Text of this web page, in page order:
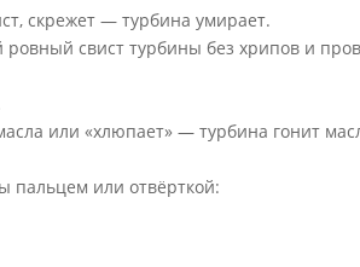
скрежет — турбина умирает.
свист турбины без хрипов и
или «хлюпает» — турбина гонит
пальцем или отвёрткой: